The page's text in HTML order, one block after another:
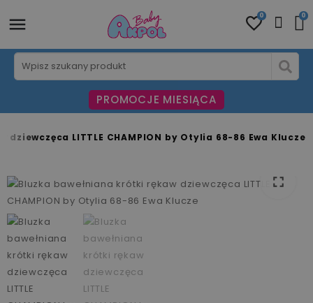
0 0
PROMOCJE MIESIĄCA
LITTLE CHAMPION by Otylia 68-86 Ewa Klucze
fullscreen
fullscreen